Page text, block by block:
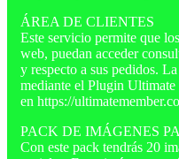
ÁREA DE CLIENTES
Este servicio permite que
web, puedan acceder
y respecto a sus pedidos.
mediante el Plugin
en https://
PACK DE IMÁGENES
Con este pack tendrás 20